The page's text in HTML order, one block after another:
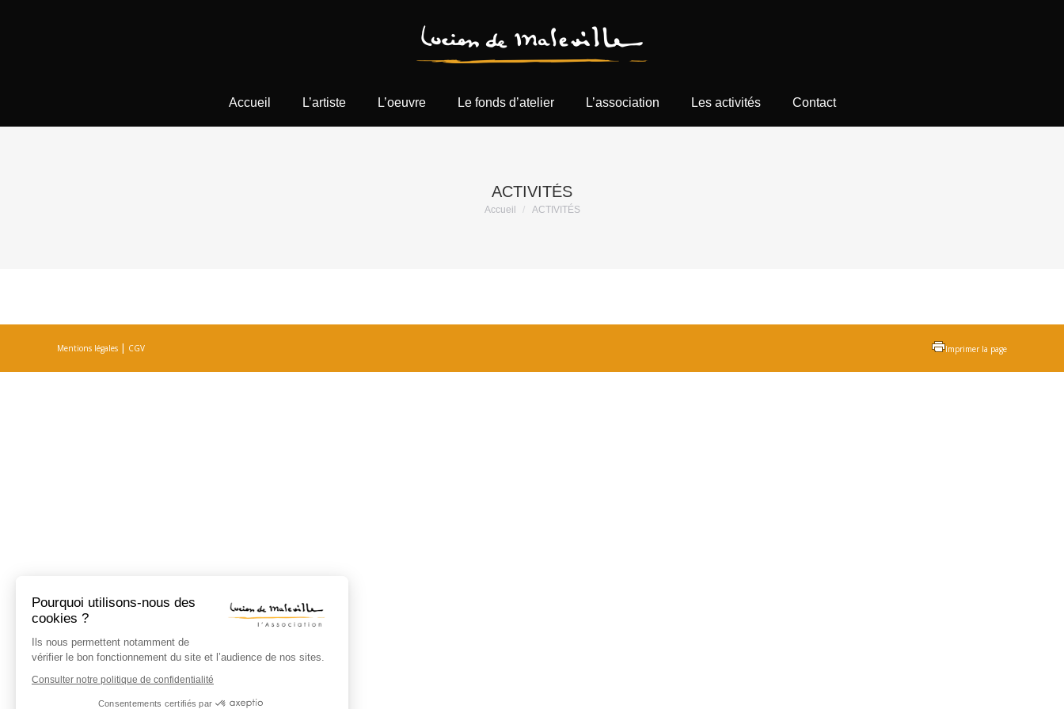
Accueil L’artiste L’oeuvre Le fonds d’atelier L’association Les activités Contact
ACTIVITÉS
Vous êtes ici :
Accueil ACTIVITÉS
Mentions légales | CGV Imprimer la page
Pourquoi utilisons-nous des
cookies ?
Ils nous permettent notamment de
vérifier le bon fonctionnement du site et l’audience de nos sites.
Consulter notre politique de confidentialité
Consentements certifiés par